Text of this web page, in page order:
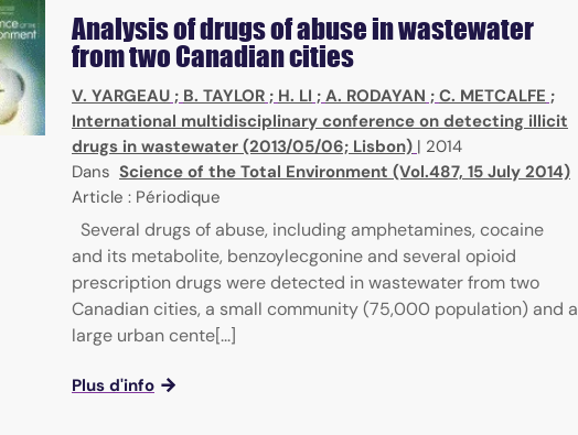
Analysis of drugs of abuse in wastewater
from two Canadian cities
V. YARGEAU ; B. TAYLOR ; H. LI ; A. RODAYAN ; C. METCALFE ;
International multidisciplinary conference on detecting illicit
drugs in wastewater (2013/05/06; Lisbon) | 2014
Dans Science of the Total Environment (Vol.487, 15 July 2014)
Article : Périodique
Several drugs of abuse, including amphetamines, cocaine
and its metabolite, benzoylecgonine and several opioid
prescription drugs were detected in wastewater from two
Canadian cities, a small community (75,000 population) and a
large urban cente[...]
Plus d'info